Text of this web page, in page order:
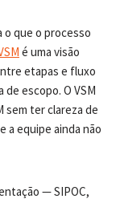
o que o processo
é uma visão
etapas e fluxo
escopo. O VSM
sem ter clareza de
a equipe ainda não
— SIPOC,